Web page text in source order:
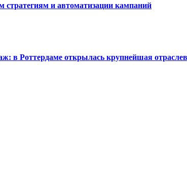
и автоматизации кампаний
в Роттердаме открылась крупнейшая